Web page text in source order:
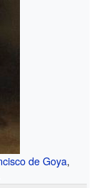
de Goya,